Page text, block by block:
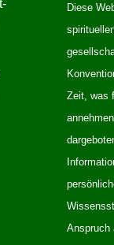
Diese
Zeit, was
Anspruch